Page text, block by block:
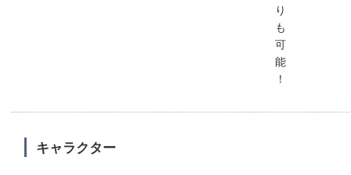
り
も
可
能
！
キャラクター